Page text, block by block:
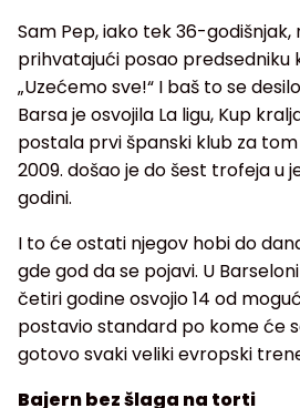
Sam Pep, iako tek 36-godišnjak,
prihvatajući posao predsedniku
„Uzećemo sve!“ I baš to se
Barsa je osvojila La ligu, Kup
postala prvi španski klub za
2009. došao je do šest trofeja u
godini.
I to će ostati njegov hobi do
gde god da se pojavi. U
četiri godine osvojio 14 od
postavio standard po kome će
gotovo svaki veliki evropski
Bajern bez šlaga na torti